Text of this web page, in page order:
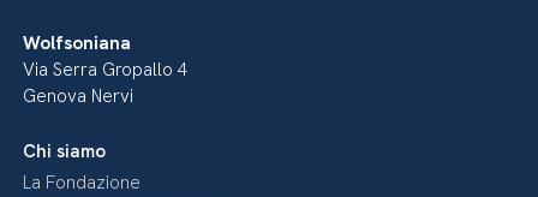
Wolfsoniana
Via Serra Gropallo 4
Genova Nervi
Chi siamo
La Fondazione